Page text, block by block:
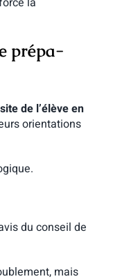
prépa-
de l’élève en
orientations
du conseil de
mais